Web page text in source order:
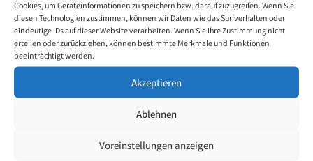
Cookies, um Geräteinformationen zu speichern bzw. darauf zuzugreifen. Wenn Sie
diesen Technologien zustimmen, können wir Daten wie das Surfverhalten oder
eindeutige IDs auf dieser Website verarbeiten. Wenn Sie Ihre Zustimmung nicht
erteilen oder zurückziehen, können bestimmte Merkmale und Funktionen
beeinträchtigt werden.
Akzeptieren
Ablehnen
Voreinstellungen anzeigen
Bau
Persönliche Daten
Vorname